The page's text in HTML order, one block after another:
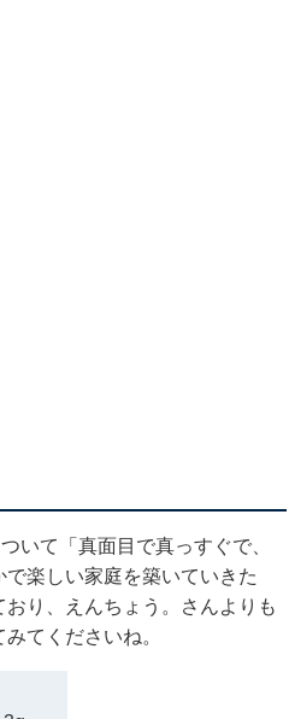
いて「真面目で真っすぐで、
楽しい家庭を築いていきた
り、えんちょう。さんよりも
てくださいね。